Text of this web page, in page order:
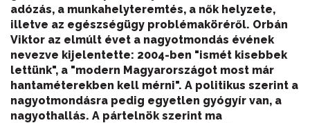
adózás, a munkahelyteremtés, a nők helyzete,
illetve az egészségügy problémaköréről. Orbán
Viktor az elmúlt évet a nagyotmondás évének
nevezve kijelentette: 2004-ben "ismét kisebbek
lettünk", a "modern Magyarországot most már
hantaméterekben kell mérni". A politikus szerint a
nagyotmondásra pedig egyetlen gyógyír van, a
nagyothallás. A pártelnök szerint ma